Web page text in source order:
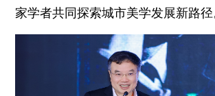
家学者共同探索城市美学发展新路径